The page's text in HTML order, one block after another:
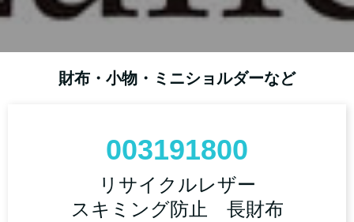
財布・小物・ミニショルダーなど
003191800
リサイクルレザー
スキミング防止 長財布